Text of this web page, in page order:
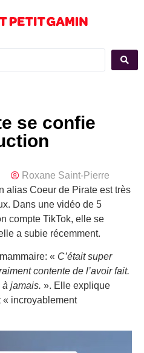
se confie
Roxane Saint-Pierre
alias Coeur de Pirate est très
Dans une vidéo de 5
compte TikTok, elle se
a subie récemment.
« C’était super
contente de l’avoir fait.
jamais. ». Elle explique
« incroyablement